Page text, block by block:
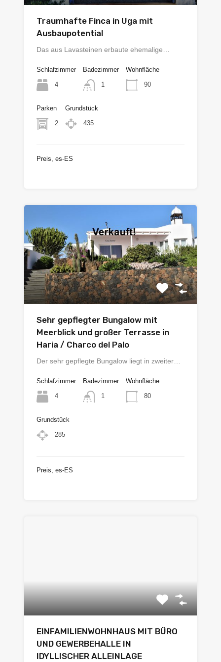
Traumhafte Finca in Uga mit
Ausbaupotential
Das aus Lavasteinen erbaute ehemalige…
Schlafzimmer
4
Badezimmer
1
Wohnfläche
90
Parken
2
Grundstück
435
Preis, es-ES
Sehr gepflegter Bungalow mit
Meerblick und großer Terrasse in
Haria / Charco del Palo
Der sehr gepflegte Bungalow liegt in zweiter…
Schlafzimmer
4
Badezimmer
1
Wohnfläche
80
Grundstück
285
Preis, es-ES
EINFAMILIENWOHNHAUS MIT BÜRO
UND GEWERBEHALLE IN
IDYLLISCHER ALLEINLAGE